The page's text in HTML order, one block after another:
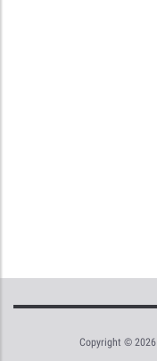
Copyright ©